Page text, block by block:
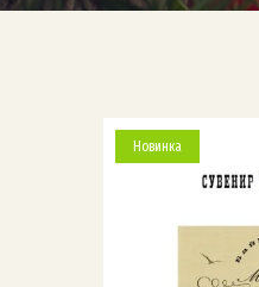
Новинка